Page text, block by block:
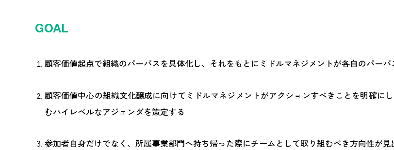
GOAL
顧客価値起点で組織のパーパスを具体化し、それをもとにミドルマネジメントが各自のパーパ
顧客価値中心の組織文化醸成に向けてミドルマネジメントがアクションすべきことを明確に
むハイレベルなアジェンダを策定する
参加者自身だけでなく、所属事業部門へ持ち帰った際にチームとして取り組むべき方向性が見